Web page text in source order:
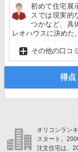
初めて住宅展
スでは現実的
つかなど、具
レオハウスに決めた
その他の口コ
得点
オリコンラン
スタート。
注文住宅は、